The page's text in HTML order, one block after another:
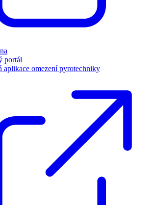
portál
aplikace omezení pyrotechniky